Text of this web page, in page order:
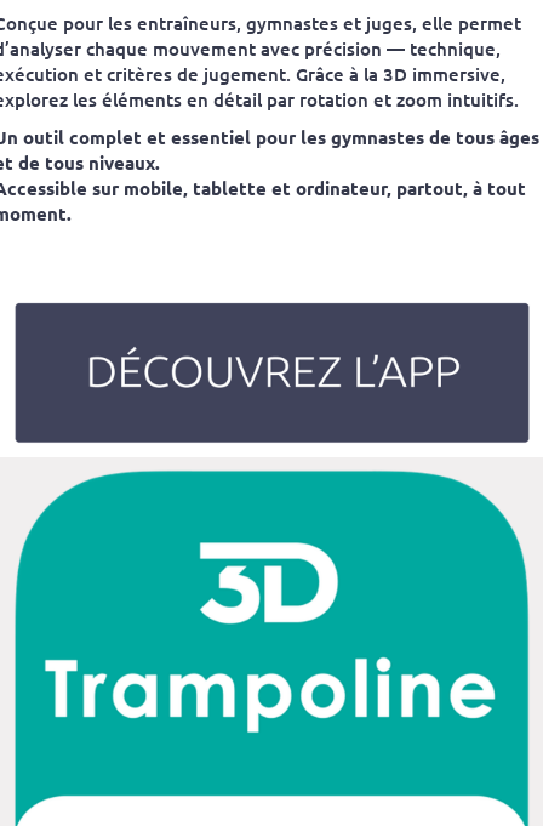
pour les entraîneurs, gymnastes et juges, elle permet
chaque mouvement avec précision — technique,
et critères de jugement. Grâce à la 3D immersive,
les éléments en détail par rotation et zoom intuitifs.
outil complet et essentiel pour les gymnastes de tous âges
de tous niveaux.
sur mobile, tablette et ordinateur, partout, à tout